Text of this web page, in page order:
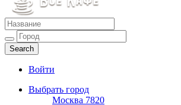
Все кафе города
Каталог хороших кафе
Войти
Выбрать город
Москва 7820